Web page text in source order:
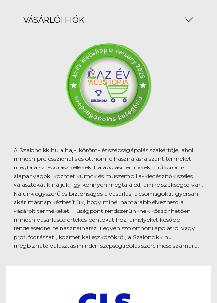
VÁSÁRLÓI FIÓK
A Szaloncikk.hu a haj-, köröm- és szépségápolás szakértője, ahol
minden professzionális és otthoni felhasználásra szánt terméket
megtalálsz. Fodrászkellékek, hajápolási termékek, műköröm-
alapanyagok, kozmetikumok és műszempilla-kiegészítők széles
választékát kínáljuk, így könnyen megtalálod, amire szükséged van.
Nálunk egyszerű és biztonságos a vásárlás, a csomagokat gyorsan,
akár másnap kézbesítjük, hogy minél hamarabb élvezhesd a
vásárolt termékeket. Hűségpont rendszerünknek köszönhetően
minden vásárlásod értékes pontokat hoz, amelyeket későbbi
rendeléseidnél felhasználhatsz. Legyen szó otthoni ápolásról vagy
profi fodrászati, kozmetikai eszközökről, a Szaloncikk.hu
megbízható választás minden szépségápolás szerelmese számára.